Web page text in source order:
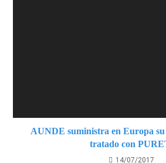
AUNDE suministra en Europa
tratado con
14/07/2017